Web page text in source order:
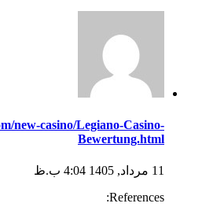
new-casino/Legiano-Casino-
Bewertung.html
11 مرداد, 1405 4:04 ب.ظ
References: